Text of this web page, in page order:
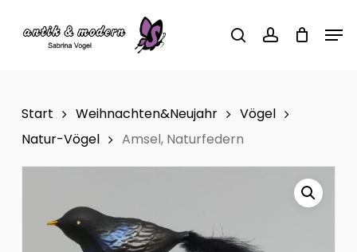
searchaccount
Start Weihnachten&Neujahr
Vögel
Natur-Vögel
Amsel, Naturfedern